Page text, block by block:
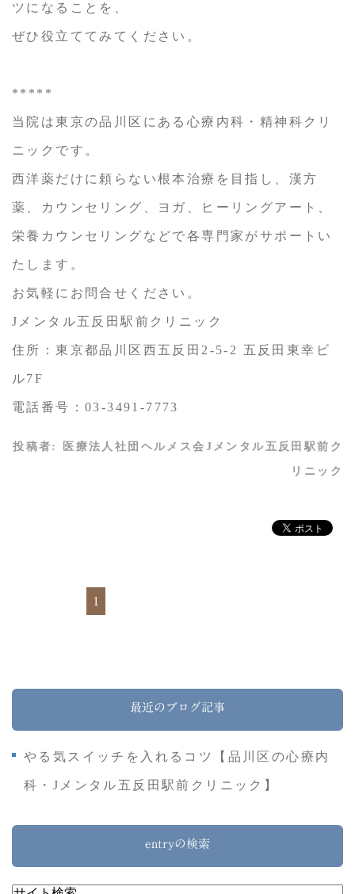
ツになることを、
ぜひ役立ててみてください。
*****
当院は東京の品川区にある心療内科・精神科クリ
ニックです。
西洋薬だけに頼らない根本治療を目指し、漢方
薬、カウンセリング、ヨガ、ヒーリングアート、
栄養カウンセリングなどで各専門家がサポートい
たします。
お気軽にお問合せください。
Jメンタル五反田駅前クリニック
住所：東京都品川区西五反田2-5-2 五反田東幸ビ
ル7F
電話番号：03-3491-7773
投稿者: 医療法人社団ヘルメス会Jメンタル五反田駅前ク
リニック
1
最近のブログ記事
やる気スイッチを入れるコツ【品川区の心療内
科・Jメンタル五反田駅前クリニック】
entryの検索